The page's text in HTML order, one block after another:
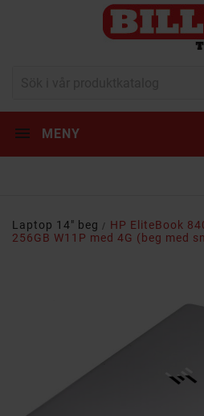
MENY
Laptop 14" beg
HP EliteBook
256GB W11P med 4G (beg med